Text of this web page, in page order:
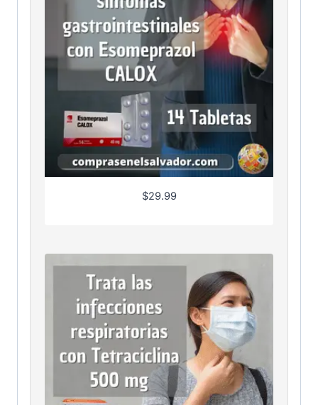
$29.99